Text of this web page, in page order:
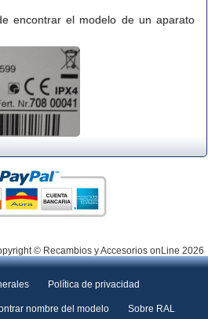
encontrar el modelo de un aparato
© Recambios y Accesorios onLine 2026
Política de privacidad
nombre del modelo Sobre RAL